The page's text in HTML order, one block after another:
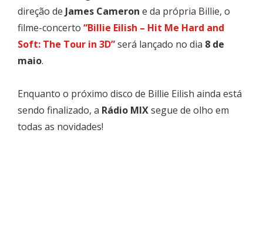
direção de James Cameron e da própria Billie, o
filme-concerto “Billie Eilish – Hit Me Hard and
Soft: The Tour in 3D”será lançado no dia 8 de
maio.
Enquanto o próximo disco de Billie Eilish ainda está
sendo finalizado, a Rádio MIXsegue de olho em
todas as novidades!